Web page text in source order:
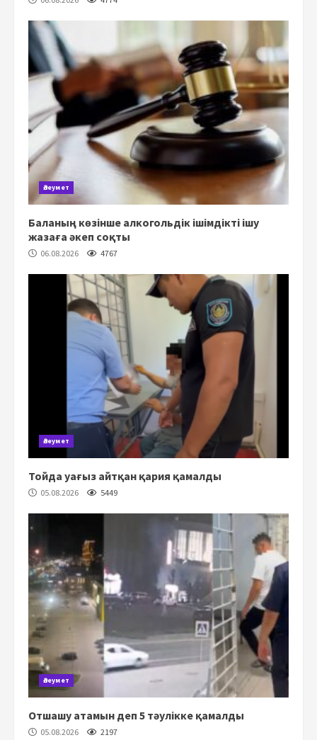
Әлеумет
Баланың көзінше алкогольдік ішімдікті ішу
жазаға әкеп соқты
06.08.2026 4767
Әлеумет
Тойда уағыз айтқан қария қамалды
05.08.2026 5449
Әлеумет
Отшашу атамын деп 5 тәулікке қамалды
05.08.2026 2197